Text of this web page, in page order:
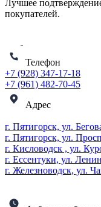
Лучшее
покупателей.
Телефон
+7 (928) 347-17-18
+7 (961) 482-70-45
Адрес
г. Пятигорск, ул.
г. Пятигорск, ул.
г. Кисловодск , ул.
г. Ессентуки, ул.
г. Железноводск, ул.